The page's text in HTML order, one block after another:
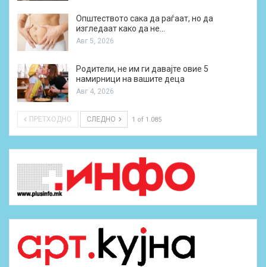
Општеството сака да раѓаат, но да
изгледаат како да не…
Авг 5, 2026
Родители, не им ги давајте овие 5
намирници на вашите деца
Авг 4, 2026
ПРЕТХОДНО СЛЕДНО 1 of 1.085